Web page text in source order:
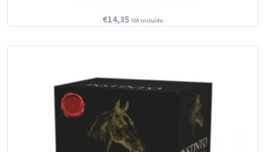
€14,35 IVA incluído